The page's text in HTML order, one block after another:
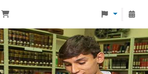
Monteávila